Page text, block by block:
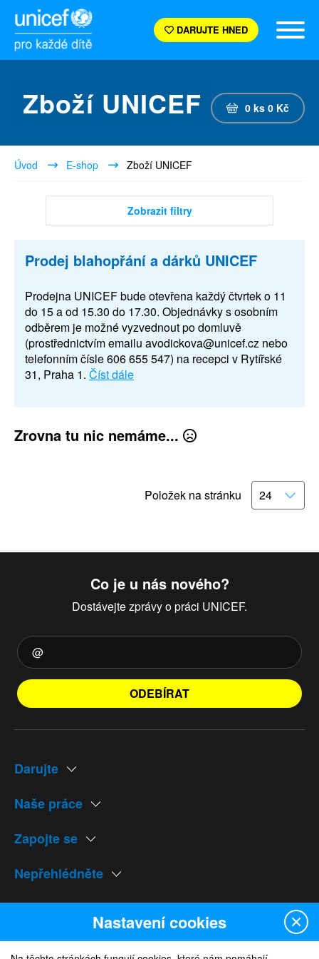
DARUJTE HNED
Zboží UNICEF 0 ks 0 Kč
Úvod E-shop Zboží UNICEF
Zobrazit filtry
Prodej blahopřání a dárků UNICEF
Prodejna UNICEF bude otevřena každý čtvrtek o 11
do 15 a od 15.30 do 17.30. Objednávky s osobním
odběrem je možné vyzvednout po domluvě
(prostřednictvím emailu avodickova@unicef.cz nebo
telefonním čísle 606 655 547) na recepci v Rytířské
31, Praha 1. Číst dále
Zrovna tu nic nemáme...
Položek na stránku
Co je u nás nového?
Dostávejte zprávy o práci UNICEF.
ODEBÍRAT
Darujte
Naše práce
Zapojte se
Nepřehlédněte
Naše weby
Nastavení cookies